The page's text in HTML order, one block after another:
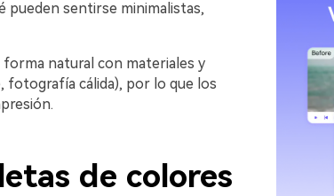
pueden sentirse minimalistas,
natural con materiales y
fotografía cálida), por lo que los
de colores